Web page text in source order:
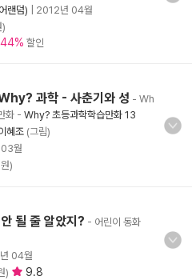
랜덤)
2012년 04월
44% 할인
과학 - 사춘기와 성 - Wh
화 - Why? 초등과학학습만화 13
혜조 (그림)
월
)
될 줄 알았지? - 어린이 동화
04월
) 9.8